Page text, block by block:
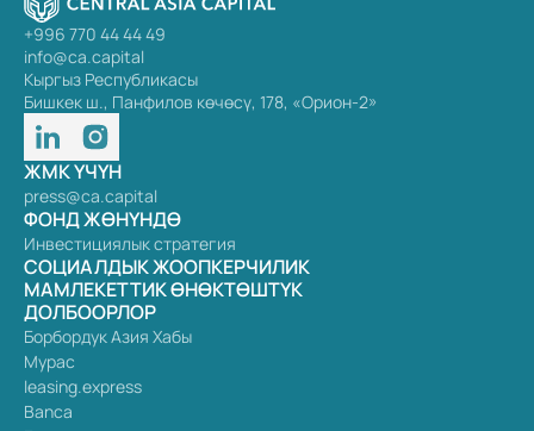
+996 770 44 44 49
info@ca.capital
Кыргыз Республикасы
Бишкек ш., Панфилов көчөсү, 178, «Орион-2»
ЖМК ҮЧҮН
press@ca.capital
ФОНД ЖӨНҮНДӨ
Инвестициялык стратегия
СОЦИАЛДЫК ЖООПКЕРЧИЛИК
МАМЛЕКЕТТИК ӨНӨКТӨШТҮК
ДОЛБООРЛОР
Борбордук Азия Хабы
Мурас
leasing.express
Banca